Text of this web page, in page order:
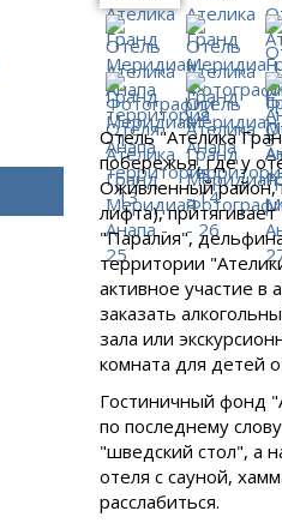
Отель "Ателика
побережья, где у
Оживленный район,
лифта),
"Паралия",
территории
активное участие
заказать
зала или
комната для детей
Гостиничный фонд
по последнему
"шведский стол", а
отеля с сауной,
расслабиться.